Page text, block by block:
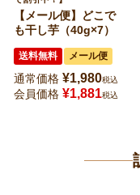
【メール便】どこで
も干し芋（40g×7）
送料無料 メール便
通常価格 ¥1,980税込
会員価格 ¥1,881税込